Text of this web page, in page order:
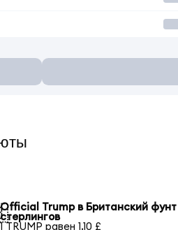
Official Trump в Британский фунт
стерлингов
1 TRUMP равен 1,10 £